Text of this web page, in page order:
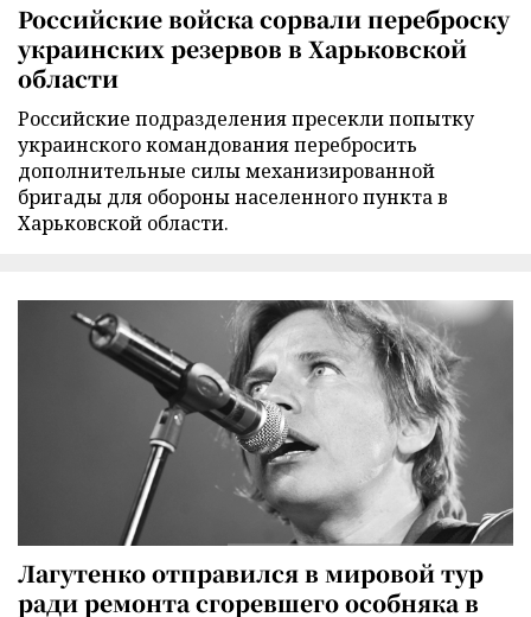
Российские войска сорвали переброску
украинских резервов в Харьковской
области
Российские подразделения пресекли попытку
украинского командования перебросить
дополнительные силы механизированной
бригады для обороны населенного пункта в
Харьковской области.
Лагутенко отправился в мировой тур
ради ремонта сгоревшего особняка в